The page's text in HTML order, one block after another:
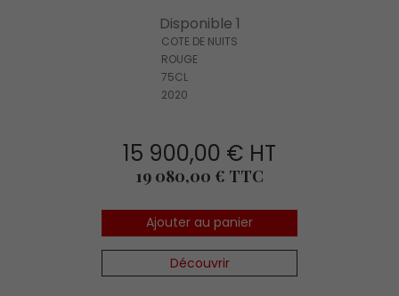
Disponible 1
COTE DE NUITS
ROUGE
75CL
2020
15 900,00 € HT
Prix
19 080,00 € TTC
Ajouter au panier
Découvrir